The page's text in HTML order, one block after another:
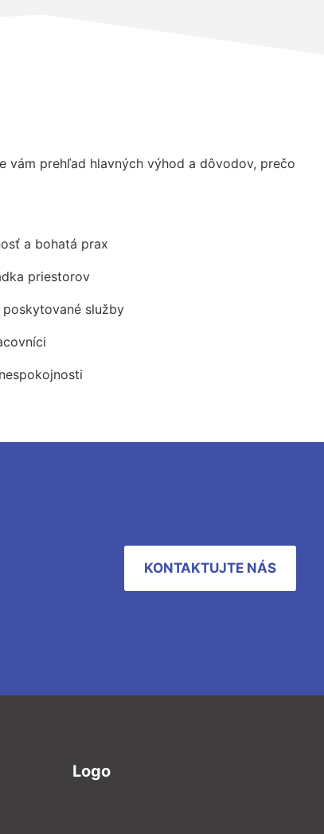
vám prehľad hlavných výhod a dôvodov, prečo
a bohatá prax
priestorov
služby
KONTAKTUJTE NÁS
Logo